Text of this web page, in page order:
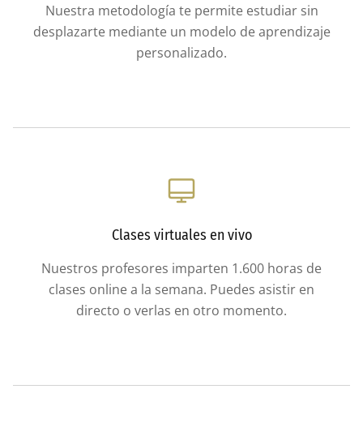
Nuestra metodología te permite estudiar sin
desplazarte mediante un modelo de aprendizaje
personalizado.
Clases virtuales en vivo
Nuestros profesores imparten 1.600 horas de
clases online a la semana. Puedes asistir en
directo o verlas en otro momento.